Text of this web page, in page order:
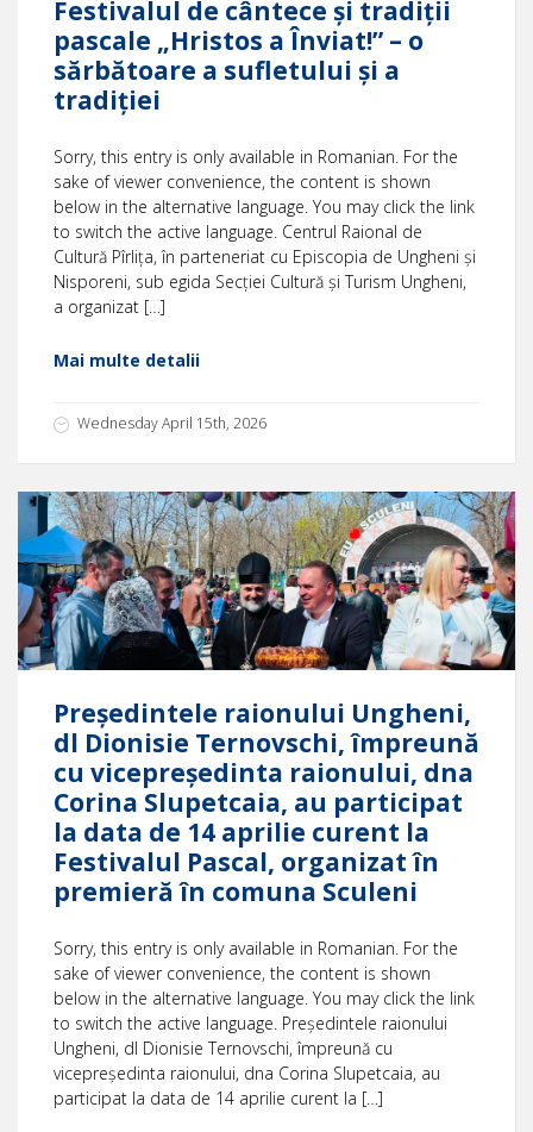
Festivalul de cântece și tradiții
pascale „Hristos a Înviat!” – o
sărbătoare a sufletului și a
tradiției
Sorry, this entry is only available in Romanian. For the
sake of viewer convenience, the content is shown
below in the alternative language. You may click the link
to switch the active language. Centrul Raional de
Cultură Pîrlița, în parteneriat cu Episcopia de Ungheni și
Nisporeni, sub egida Secției Cultură și Turism Ungheni,
a organizat […]
Mai multe detalii
Wednesday April 15th, 2026
Președintele raionului Ungheni,
dl Dionisie Ternovschi, împreună
cu vicepreședinta raionului, dna
Corina Slupetcaia, au participat
la data de 14 aprilie curent la
Festivalul Pascal, organizat în
premieră în comuna Sculeni
Sorry, this entry is only available in Romanian. For the
sake of viewer convenience, the content is shown
below in the alternative language. You may click the link
to switch the active language. Președintele raionului
Ungheni, dl Dionisie Ternovschi, împreună cu
vicepreședinta raionului, dna Corina Slupetcaia, au
participat la data de 14 aprilie curent la […]